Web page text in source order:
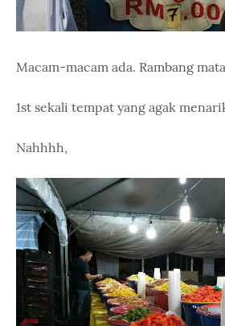
Macam-macam ada. Rambang
1st sekali tempat yang agak
Nahhhh,